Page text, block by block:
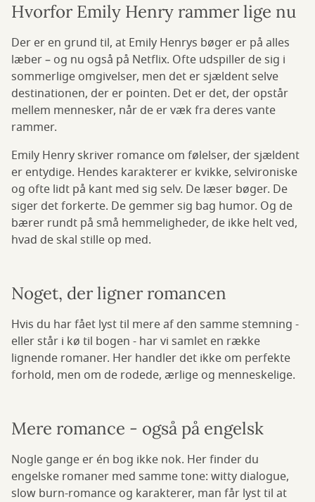
Hvorfor Emily Henry rammer lige nu
Der er en grund til, at Emily Henrys bøger er på alles
læber – og nu også på Netflix. Ofte udspiller de sig i
sommerlige omgivelser, men det er sjældent selve
destinationen, der er pointen. Det er det, der opstår
mellem mennesker, når de er væk fra deres vante
rammer.
Emily Henry skriver romance om følelser, der sjældent
er entydige. Hendes karakterer er kvikke, selvironiske
og ofte lidt på kant med sig selv. De læser bøger. De
siger det forkerte. De gemmer sig bag humor. Og de
bærer rundt på små hemmeligheder, de ikke helt ved,
hvad de skal stille op med.
Noget, der ligner romancen
Hvis du har fået lyst til mere af den samme stemning -
eller står i kø til bogen - har vi samlet en række
lignende romaner. Her handler det ikke om perfekte
forhold, men om de rodede, ærlige og menneskelige.
Mere romance - også på engelsk
Nogle gange er én bog ikke nok. Her finder du
engelske romaner med samme tone: witty dialogue,
slow burn-romance og karakterer, man får lyst til at